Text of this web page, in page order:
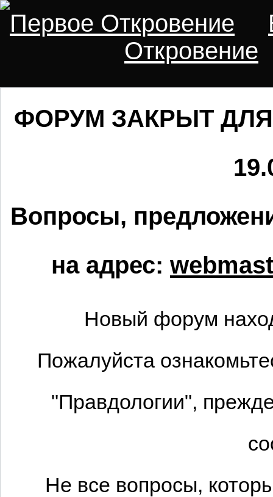
Первое Откровение
Откровение
ФОРУМ ЗАКРЫТ
Вопросы,
на адрес:
Новый форум
Пожалуйста
"Правдологии",
Не все вопросы,